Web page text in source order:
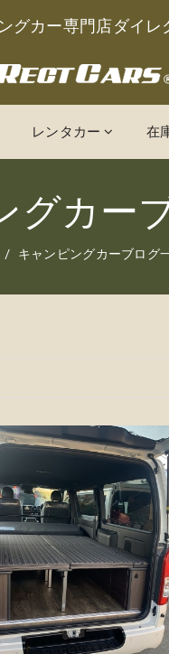
カー専門店ダイレ
レンタカー 在
グカー
キャンピングカーブログ